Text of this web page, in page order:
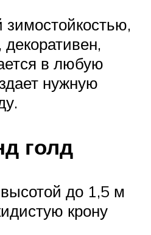
зимостойкостью,
декоративен,
в любую
нужную
голд
до 1,5 м
крону